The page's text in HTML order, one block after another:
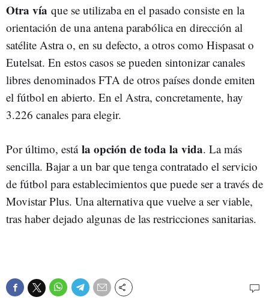
Otra vía que se utilizaba en el pasado consiste en la
orientación de una antena parabólica en dirección al
satélite Astra o, en su defecto, a otros como Hispasat o
Eutelsat. En estos casos se pueden sintonizar canales
libres denominados FTA de otros países donde emiten
el fútbol en abierto. En el Astra, concretamente, hay
3.226 canales para elegir.
Por último, está la opción de toda la vida. La más
sencilla. Bajar a un bar que tenga contratado el servicio
de fútbol para establecimientos que puede ser a través de
Movistar Plus. Una alternativa que vuelve a ser viable,
tras haber dejado algunas de las restricciones sanitarias.